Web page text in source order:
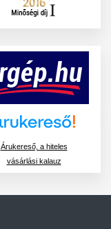
Árukereső, a hiteles
vásárlási kalauz